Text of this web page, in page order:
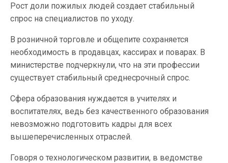
Рост доли пожилых людей создает стабильный
спрос на специалистов по уходу.
В розничной торговле и общепите сохраняется
необходимость в продавцах, кассирах и поварах. В
министерстве подчеркнули, что на эти профессии
существует стабильный среднесрочный спрос.
Сфера образования нуждается в учителях и
воспитателях, ведь без качественного образования
невозможно подготовить кадры для всех
вышеперечисленных отраслей.
Говоря о технологическом развитии, в ведомстве